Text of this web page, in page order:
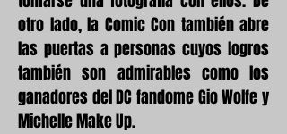
otro lado, la Comic Con también abre
las puertas a personas cuyos logros
también son admirables como los
ganadores del DC fandome Gio Wolfe y
Michelle Make Up.